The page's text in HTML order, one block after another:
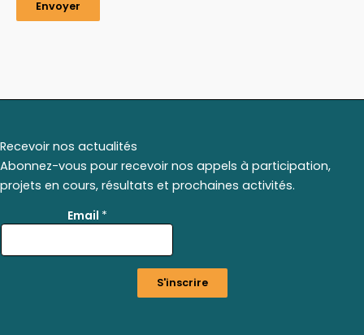
Envoyer
Recevoir nos actualités
Abonnez-vous pour recevoir nos appels à participation,
projets en cours, résultats et prochaines activités.
l
E
m
Email *
S'inscrire